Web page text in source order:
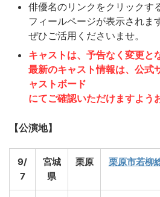
俳優名のリンクをクリックす
フィールページが表示されま
ぜひご活用くださいませ。
キャストは、予告なく変更と
最新のキャスト情報は、公式
ャストボード
にてご確認いただけますよう
【公演地】
9/
7
宮城
県
栗原
栗原市若柳